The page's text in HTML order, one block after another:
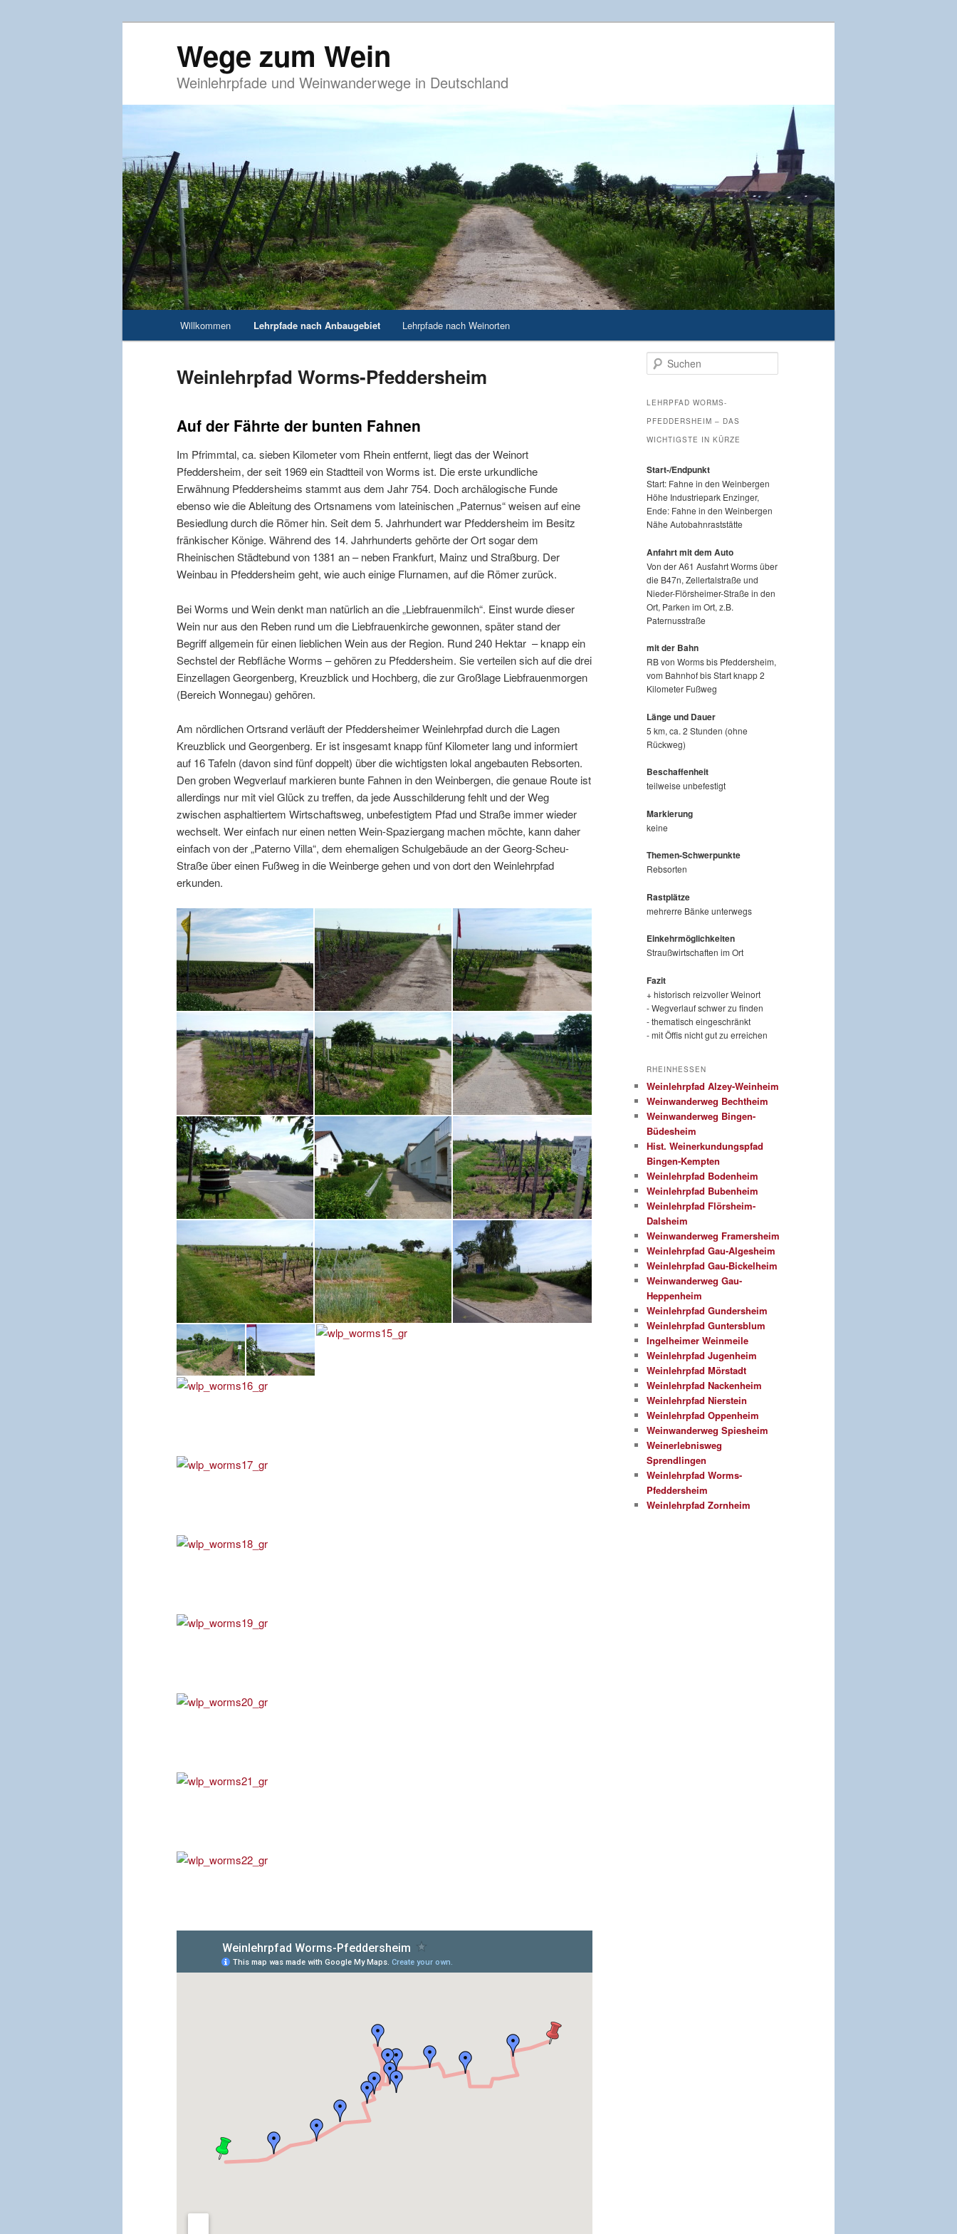
Wege zum Wein
Weinlehrpfade und Weinwanderwege in Deutschland
Zum Inhalt wechseln
Willkommen Lehrpfade nach Anbaugebiet Lehrpfade nach Weinorten
Weinlehrpfad Worms-Pfeddersheim
Auf der Fährte der bunten Fahnen
Im Pfrimmtal, ca. sieben Kilometer vom Rhein entfernt, liegt das der Weinort
Pfeddersheim, der seit 1969 ein Stadtteil von Worms ist. Die erste urkundliche
Erwähnung Pfeddersheims stammt aus dem Jahr 754. Doch archälogische Funde
ebenso wie die Ableitung des Ortsnamens vom lateinischen „Paternus“ weisen auf eine
Besiedlung durch die Römer hin. Seit dem 5. Jahrhundert war Pfeddersheim im Besitz
fränkischer Könige. Während des 14. Jahrhunderts gehörte der Ort sogar dem
Rheinischen Städtebund von 1381 an – neben Frankfurt, Mainz und Straßburg. Der
Weinbau in Pfeddersheim geht, wie auch einige Flurnamen, auf die Römer zurück.
Bei Worms und Wein denkt man natürlich an die „Liebfrauenmilch“. Einst wurde dieser
Wein nur aus den Reben rund um die Liebfrauenkirche gewonnen, später stand der
Begriff allgemein für einen lieblichen Wein aus der Region. Rund 240 Hektar – knapp ein
Sechstel der Rebfläche Worms – gehören zu Pfeddersheim. Sie verteilen sich auf die drei
Einzellagen Georgenberg, Kreuzblick und Hochberg, die zur Großlage Liebfrauenmorgen
(Bereich Wonnegau) gehören.
Am nördlichen Ortsrand verläuft der Pfeddersheimer Weinlehrpfad durch die Lagen
Kreuzblick und Georgenberg. Er ist insgesamt knapp fünf Kilometer lang und informiert
auf 16 Tafeln (davon sind fünf doppelt) über die wichtigsten lokal angebauten Rebsorten.
Den groben Wegverlauf markieren bunte Fahnen in den Weinbergen, die genaue Route ist
allerdings nur mit viel Glück zu treffen, da jede Ausschilderung fehlt und der Weg
zwischen asphaltiertem Wirtschaftsweg, unbefestigtem Pfad und Straße immer wieder
wechselt. Wer einfach nur einen netten Wein-Spaziergang machen möchte, kann daher
einfach von der „Paterno Villa“, dem ehemaligen Schulgebäude an der Georg-Scheu-
Straße über einen Fußweg in die Weinberge gehen und von dort den Weinlehrpfad
erkunden.
Suchen
LEHRPFAD WORMS-
PFEDDERSHEIM – DAS
WICHTIGSTE IN KÜRZE
Start-/Endpunkt
Start: Fahne in den Weinbergen
Höhe Industriepark Enzinger,
Ende: Fahne in den Weinbergen
Nähe Autobahnraststätte
Anfahrt mit dem Auto
Von der A61 Ausfahrt Worms über
die B47n, Zellertalstraße und
Nieder-Flörsheimer-Straße in den
Ort, Parken im Ort, z.B.
Paternusstraße
mit der Bahn
RB von Worms bis Pfeddersheim,
vom Bahnhof bis Start knapp 2
Kilometer Fußweg
Länge und Dauer
5 km, ca. 2 Stunden (ohne
Rückweg)
Beschaffenheit
teilweise unbefestigt
Markierung
keine
Themen-Schwerpunkte
Rebsorten
Rastplätze
mehrerre Bänke unterwegs
Einkehrmöglichkeiten
Straußwirtschaften im Ort
Fazit
+ historisch reizvoller Weinort
- Wegverlauf schwer zu finden
- thematisch eingeschränkt
- mit Öffis nicht gut zu erreichen
RHEINHESSEN
Weinlehrpfad Alzey-Weinheim
Weinwanderweg Bechtheim
Weinwanderweg Bingen-
Büdesheim
Hist. Weinerkundungspfad
Bingen-Kempten
Weinlehrpfad Bodenheim
Weinlehrpfad Bubenheim
Weinlehrpfad Flörsheim-
Dalsheim
Weinwanderweg Framersheim
Weinlehrpfad Gau-Algesheim
Weinlehrpfad Gau-Bickelheim
Weinwanderweg Gau-
Heppenheim
Weinlehrpfad Gundersheim
Weinlehrpfad Guntersblum
Ingelheimer Weinmeile
Weinlehrpfad Jugenheim
Weinlehrpfad Mörstadt
Weinlehrpfad Nackenheim
Weinlehrpfad Nierstein
Weinlehrpfad Oppenheim
Weinwanderweg Spiesheim
Weinerlebnisweg
Sprendlingen
Weinlehrpfad Worms-
Pfeddersheim
Weinlehrpfad Zornheim